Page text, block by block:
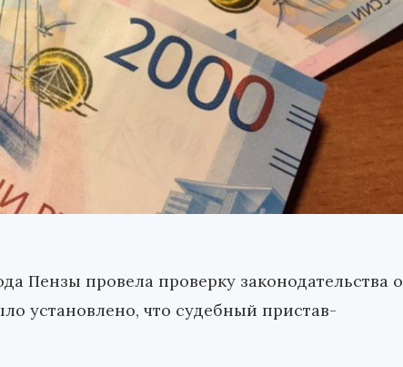
Пензы провела проверку законодательства о
установлено, что судебный пристав-